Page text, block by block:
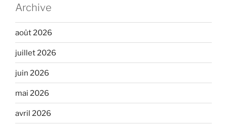
Archive
août 2026
juillet 2026
juin 2026
mai 2026
avril 2026